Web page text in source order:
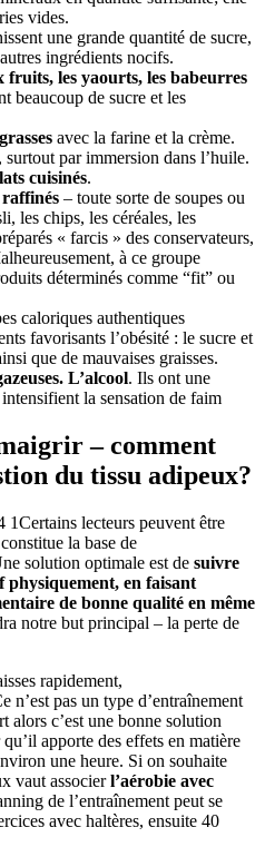
vides.
une grande quantité de sucre,
ingrédients nocifs.
fruits, les yaourts, les babeurres
beaucoup de sucre et les
avec la farine et la crème.
, surtout par immersion dans l’huile.
cuisinés.
– toute sorte de soupes ou
les chips, les céréales, les
« farcis » des conservateurs,
à ce groupe
déterminés comme “fit” ou
caloriques authentiques
favorisants l’obésité : le sucre et
que de mauvaises graisses.
L’alcool. Ils ont une
la sensation de faim
– comment
du tissu adipeux?
Certains lecteurs peuvent être
la base de
solution optimale est de suivre
physiquement, en faisant
de bonne qualité en même
notre but principal – la perte de
rapidement,
n’est pas un type d’entraînement
alors c’est une bonne solution
apporte des effets en matière
une heure. Si on souhaite
vaut associerl’aérobie avec
de l’entraînement peut se
avec haltères, ensuite 40